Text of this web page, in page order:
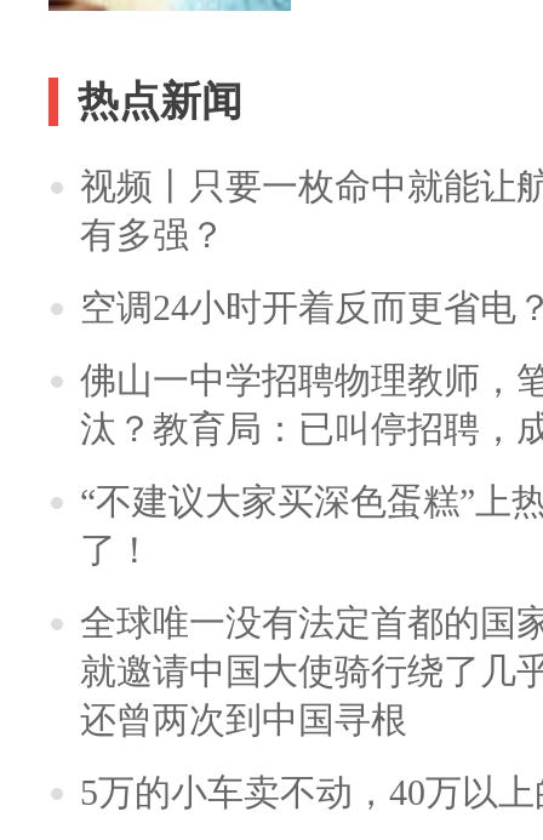
热点新闻
视频丨只要一枚命中就能让
有多强？
空调24小时开着反而更省电
佛山一中学招聘物理教师，
汰？教育局：已叫停招聘，
“不建议大家买深色蛋糕”上
了！
全球唯一没有法定首都的国
就邀请中国大使骑行绕了几
还曾两次到中国寻根
5万的小车卖不动，40万以